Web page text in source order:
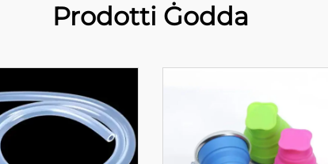
Prodotti Ġodda